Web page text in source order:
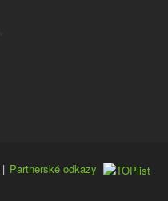
| Partnerské odkazy